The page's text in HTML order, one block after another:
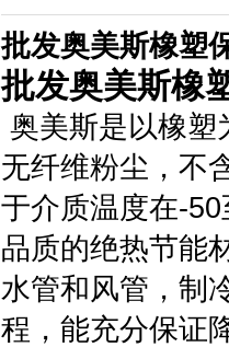
批发奥美斯橡塑
批发奥美斯橡
奥美斯是以橡塑
无纤维粉尘，不
于介质温度在-
品质的绝热节能
水管和风管，制
程，能充分保证